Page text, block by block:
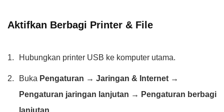
Aktifkan Berbagi Printer & File
Hubungkan printer USB ke komputer utama.
Buka Pengaturan → Jaringan & Internet →
Pengaturan jaringan lanjutan → Pengaturan berbagi
lanjutan